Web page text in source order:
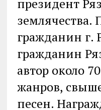
президент
землячества.
гражданин г.
гражданин
автор около
жанров,
песен.